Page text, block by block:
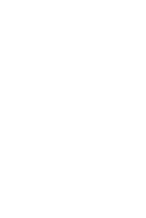
la formation en